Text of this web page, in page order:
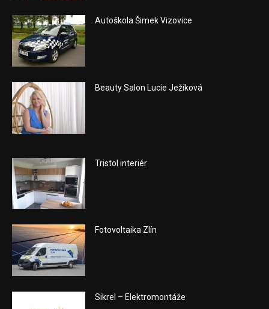
Autoškola Šimek Vizovice
Beauty Salon Lucie Ježíková
Tristol interiér
Fotovoltaika Zlín
Sikrel – Elektromontáže